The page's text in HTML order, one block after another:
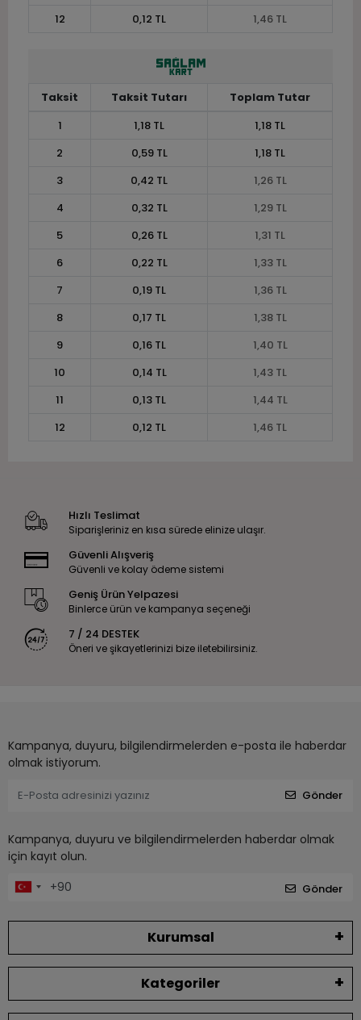
12
0,12 TL 1,46 TL
Taksit Taksit Tutarı
Toplam Tutar
1
1,18 TL
1,18 TL
2
0,59 TL
1,18 TL
3
0,42 TL
1,26 TL
4
0,32 TL
1,29 TL
5
0,26 TL
1,31 TL
6
0,22 TL
1,33 TL
7
0,19 TL
1,36 TL
8
0,17 TL
1,38 TL
9
0,16 TL
1,40 TL
10
0,14 TL
1,43 TL
11
0,13 TL
1,44 TL
12
0,12 TL 1,46 TL
Hızlı Teslimat
Siparişleriniz en kısa sürede elinize ulaşır.
Güvenli Alışveriş
Güvenli ve kolay ödeme sistemi
Geniş Ürün Yelpazesi
Binlerce ürün ve kampanya seçeneği
7 / 24 DESTEK
Öneri ve şikayetlerinizi bize iletebilirsiniz.
Kampanya, duyuru, bilgilendirmelerden e-posta ile haberdar
olmak istiyorum.
Gönder
Kampanya, duyuru ve bilgilendirmelerden haberdar olmak
için kayıt olun.
Gönder
Kurumsal
Kategoriler